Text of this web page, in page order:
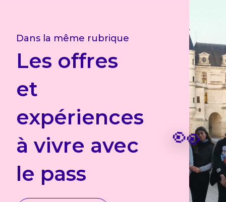
Dans la même rubrique
Les offres
et
expériences
à vivre avec
le pass
👀